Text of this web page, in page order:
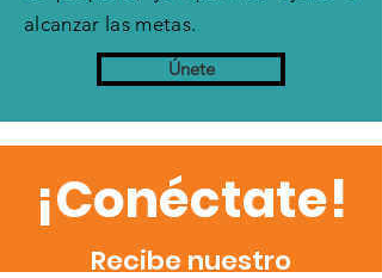
alcanzar las metas.
Únete
¡Conéctate!
Recibe nuestro